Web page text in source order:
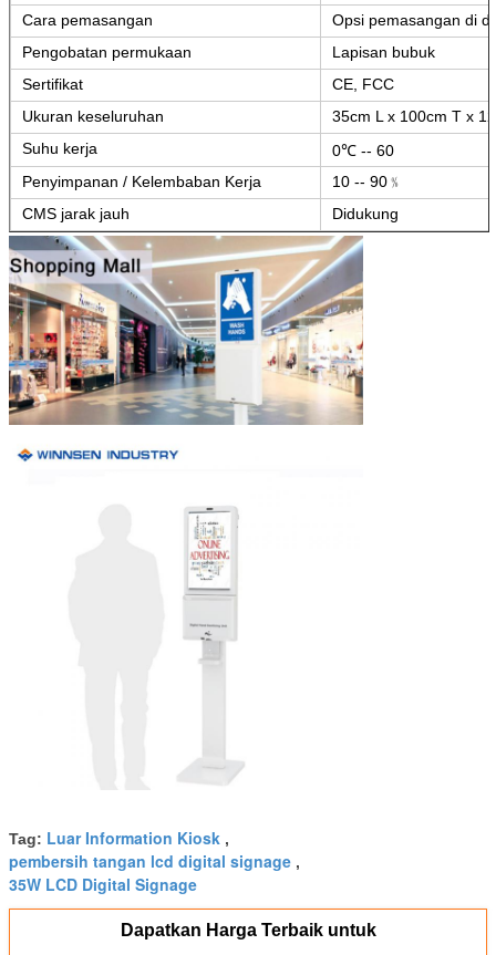
Cara pemasangan
Opsi pemasangan di
Pengobatan permukaan
Lapisan bubuk
Sertifikat
CE, FCC
Ukuran keseluruhan
35cm L x 100cm T x
Suhu kerja
0℃ -- 60
Penyimpanan / Kelembaban Kerja
10 -- 90﹪
CMS jarak jauh
Didukung
Tag: Luar Information Kiosk ,
pembersih tangan lcd digital signage ,
35W LCD Digital Signage
Dapatkan Harga Terbaik untuk